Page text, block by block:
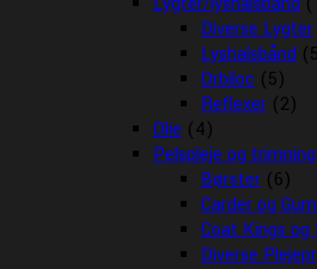
Diverse Lygter
Lyshalsbånd
Orbiloc (5)
Reflexer (2)
Olie (4)
Pelspleje og trimning
Børster (6)
Carder og
Coat Kings og
Diverse